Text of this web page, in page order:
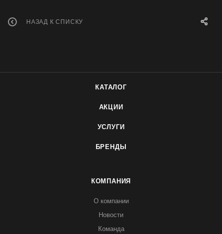
НАЗАД К СПИСКУ
КАТАЛОГ
АКЦИИ
УСЛУГИ
БРЕНДЫ
КОМПАНИЯ
О компании
Новости
Команда